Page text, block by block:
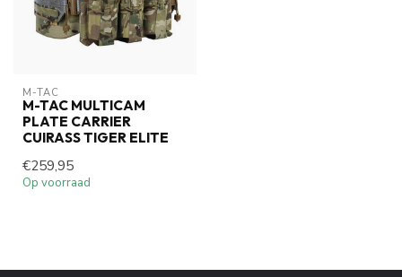
M-TAC
M-TAC MULTICAM
PLATE CARRIER
CUIRASS TIGER ELITE
€259,95
Op voorraad